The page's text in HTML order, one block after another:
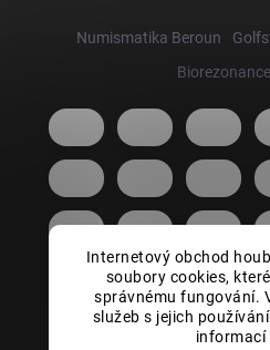
Internetový obchod
soubory cookies,
správnému fungování.
služeb s jejich
informací
Numismatika Beroun